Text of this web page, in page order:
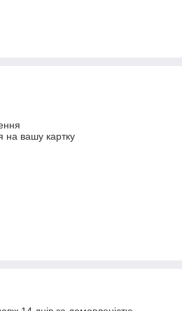
на вашу картку